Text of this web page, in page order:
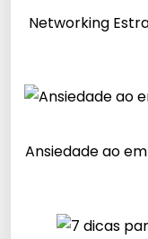
Networking
Ansiedade ao